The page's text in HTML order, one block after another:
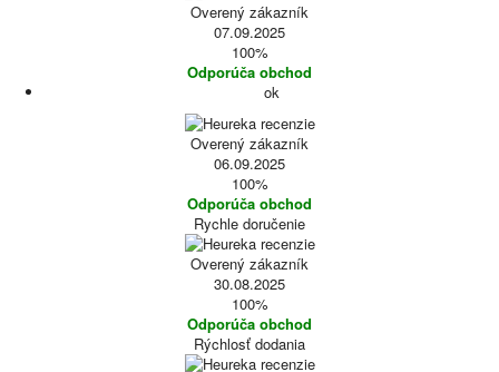
Overený zákazník
07.09.2025
100%
Odporúča obchod
ok
Overený zákazník
06.09.2025
100%
Odporúča obchod
Rychle doručenie
Overený zákazník
30.08.2025
100%
Odporúča obchod
Rýchlosť dodania